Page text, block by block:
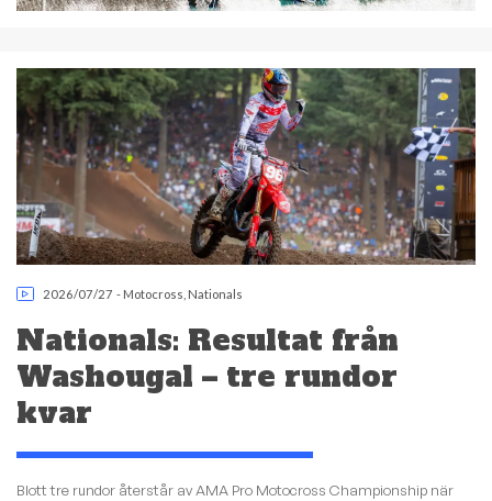
2026/07/27 - Motocross Nationals
Nationals: Resultat från
Washougal – tre rundor
kvar
Blott tre rundor återstår av AMA Pro Motocross Championship när